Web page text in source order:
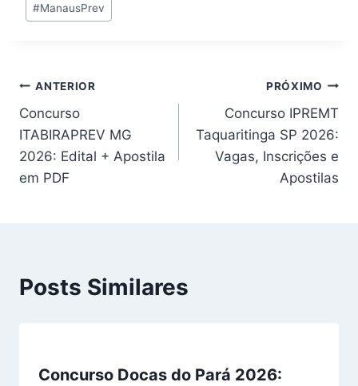
#ManausPrev
Navegação
de
Post
ANTERIOR
Concurso
ITABIRAPREV MG
2026: Edital + Apostila
em PDF
PRÓXIMO
Concurso IPREMT
Taquaritinga SP 2026:
Vagas, Inscrições e
Apostilas
Posts Similares
Concurso Docas do Pará 2026: